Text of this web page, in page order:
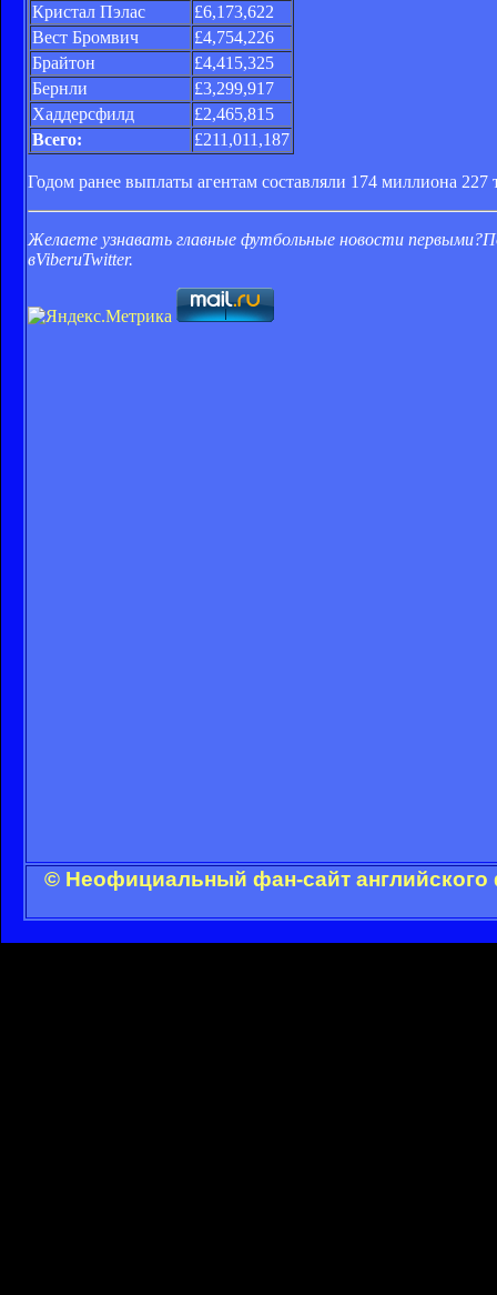
Кристал Пэлас
£6,173,622
Вест Бромвич
£4,754,226
Брайтон
£4,415,325
Бернли
£3,299,917
Хаддерсфилд
£2,465,815
Всего:
£211,011,187
Годом ранее выплаты агентам составляли 174 миллиона 227
Желаете узнавать главные футбольные новости первыми?
вViberиTwitter.
© Неофициальный фан-сайт английского